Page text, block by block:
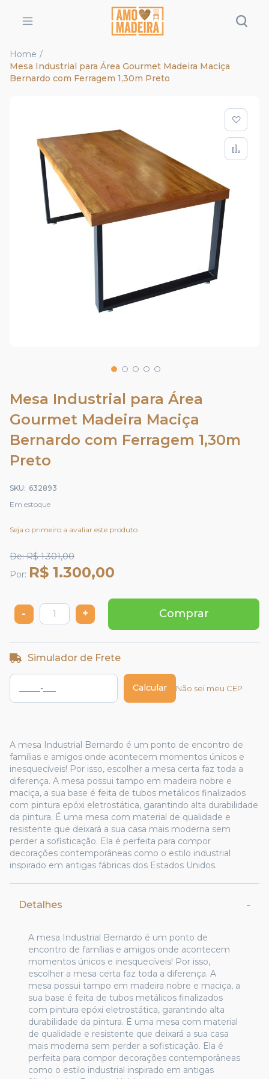
Home
Mesa Industrial para Área Gourmet Madeira Maciça
Bernardo com Ferragem 1,30m Preto
imagens
para
o
início
Galeria
de
imagens
Mesa Industrial para Área
Gourmet Madeira Maciça
Bernardo com Ferragem 1,30m
Preto
SKU
632893
Em estoque
Seja o primeiro a avaliar este produto
Por R$ 1.300,00
De R$ 1.301,00
- + Comprar
Simulador de Frete
Calcular Não sei meu CEP
A mesa Industrial Bernardo é um ponto de encontro de
famílias e amigos onde acontecem momentos únicos e
inesquecíveis! Por isso, escolher a mesa certa faz toda a
diferença. A mesa possui tampo em madeira nobre e
maciça, a sua base é feita de tubos metálicos finalizados
com pintura epóxi eletrostática, garantindo alta durabilidade
da pintura. É uma mesa com material de qualidade e
resistente que deixará a sua casa mais moderna sem
perder a sofisticação. Ela é perfeita para compor
decorações contemporâneas como o estilo industrial
inspirado em antigas fábricas dos Estados Unidos.
Detalhes
A mesa Industrial Bernardo é um ponto de
encontro de famílias e amigos onde acontecem
momentos únicos e inesquecíveis! Por isso,
escolher a mesa certa faz toda a diferença. A
mesa possui tampo em madeira nobre e maciça, a
sua base é feita de tubos metálicos finalizados
com pintura epóxi eletrostática, garantindo alta
durabilidade da pintura. É uma mesa com material
de qualidade e resistente que deixará a sua casa
mais moderna sem perder a sofisticação. Ela é
perfeita para compor decorações contemporâneas
como o estilo industrial inspirado em antigas